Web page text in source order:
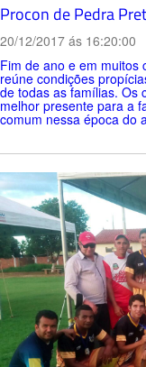
Procon de Pedra
20/12/2017 ás 16:20:00
Fim de ano e em muitos
reúne condições
de todas as famílias. Os
melhor presente para a
comum nessa época do